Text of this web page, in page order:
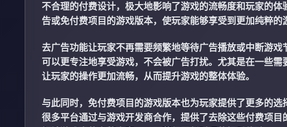
不合理的付费设计，极大地影响了游戏的流畅度和玩家的
告或免付费项目的游戏版本，使玩家能够享受到更加纯粹的
去广告功能让玩家不再需要频繁地等待广告播放或中断游
可以更专注地享受游戏，不会被广告打扰。尤其是在一些
让玩家的操作更加流畅，从而提升游戏的整体体验。
与此同时，免付费项目的游戏版本也为玩家提供了更多的
很多平台通过与游戏开发商合作，提供了去除这些付费项目